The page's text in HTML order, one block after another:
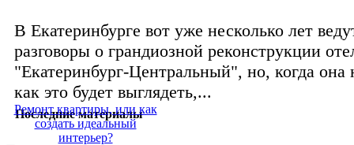
В Екатеринбурге вот уже несколько лет
разговоры о грандиозной реконструкции
"Екатеринбург-Центральный", но, когда она
как это будет выглядеть,...
Последние материалы
Ремонт квартиры, или как
создать идеальный
интерьер?